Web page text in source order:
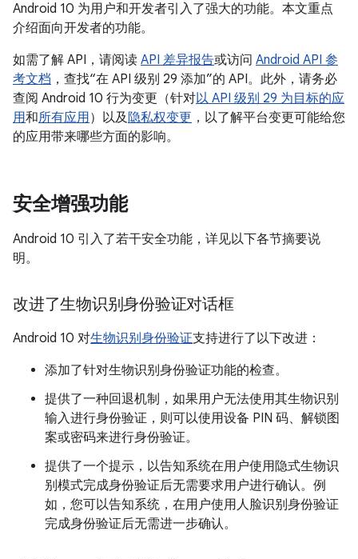
Android 10 为用户和开发者引入了强大的功能。本文重点
介绍面向开发者的功能。
如需了解 API，请阅读 API 差异报告或访问 Android API 参
考文档 ，查找“在 API 级别 29 添加”的 API。此外，请务必
查阅 Android 10 行为变更（针对以 API 级别 29 为目标的应
用和所有应用）以及隐私权变更 ，以了解平台变更可能给您
的应用带来哪些方面的影响。
安全增强功能
Android 10 引入了若干安全功能，详见以下各节摘要说
明。
改进了生物识别身份验证对话框
Android 10 对生物识别身份验证支持进行了以下改进：
添加了针对生物识别身份验证功能的检查。
提供了一种回退机制，如果用户无法使用其生物识别
输入进行身份验证，则可以使用设备 PIN 码、解锁图
案或密码来进行身份验证。
提供了一个提示，以告知系统在用户使用隐式生物识
别模式完成身份验证后无需要求用户进行确认。例
如，您可以告知系统，在用户使用人脸识别身份验证
完成身份验证后无需进一步确认。